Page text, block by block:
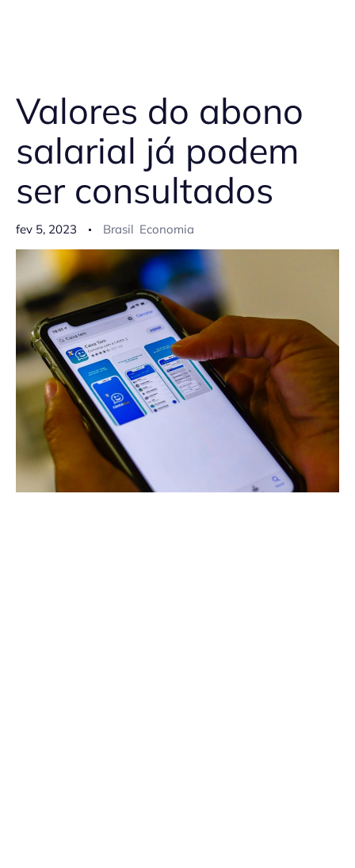
Valores do abono
salarial já podem
ser consultados
fev 5, 2023 Brasil Economia